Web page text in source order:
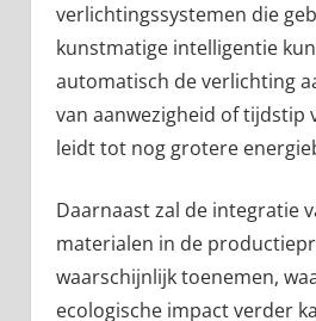
verlichtingssystemen die
kunstmatige intelligentie
automatisch de verlichting
van aanwezigheid of tijdstip
leidt tot nog grotere
Daarnaast zal de integratie
materialen in de
waarschijnlijk toenemen,
ecologische impact verder